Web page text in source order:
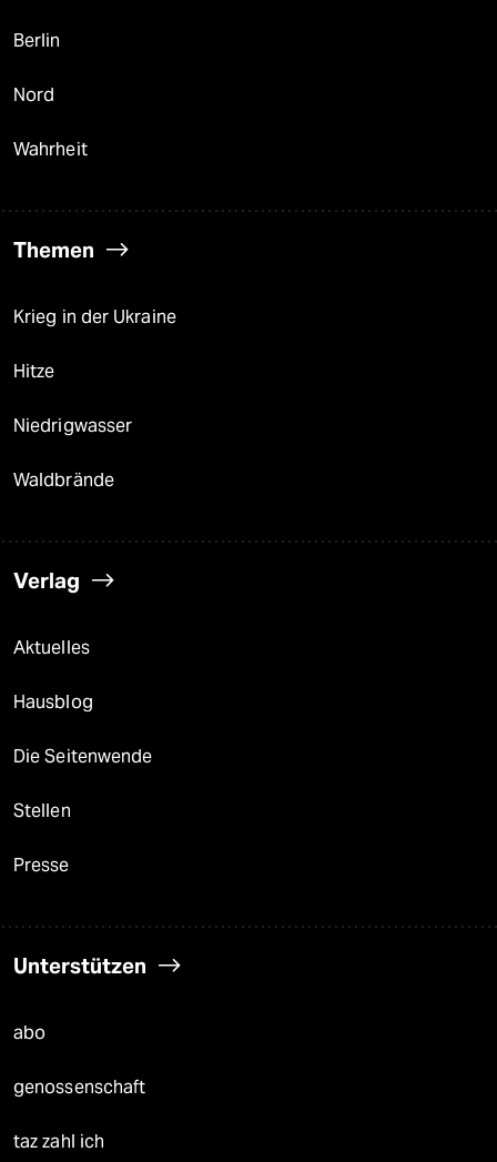
Berlin
Nord
Wahrheit
Themen
Krieg in der Ukraine
Hitze
Niedrigwasser
Waldbrände
Verlag
Aktuelles
Hausblog
Die Seitenwende
Stellen
Presse
Unterstützen
abo
genossenschaft
taz zahl ich